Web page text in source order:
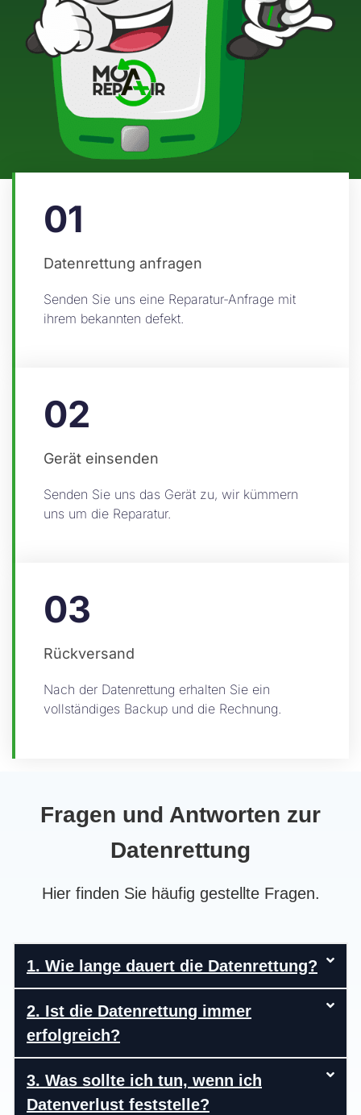
01
Datenrettung anfragen
Senden Sie uns eine Reparatur-Anfrage mit
ihrem bekannten defekt.
02
Gerät einsenden
Senden Sie uns das Gerät zu, wir kümmern
uns um die Reparatur.
03
Rückversand
Nach der Datenrettung erhalten Sie ein
vollständiges Backup und die Rechnung.
Fragen und Antworten zur
Datenrettung
Hier finden Sie häufig gestellte Fragen.
1. Wie lange dauert die Datenrettung?
2. Ist die Datenrettung immer
erfolgreich?
3. Was sollte ich tun, wenn ich
Datenverlust feststelle?